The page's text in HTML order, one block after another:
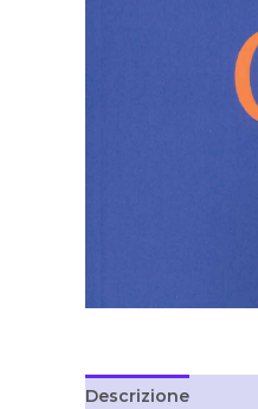
Descrizione